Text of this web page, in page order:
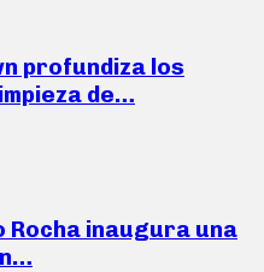
profundiza los
de…
Rocha inaugura una